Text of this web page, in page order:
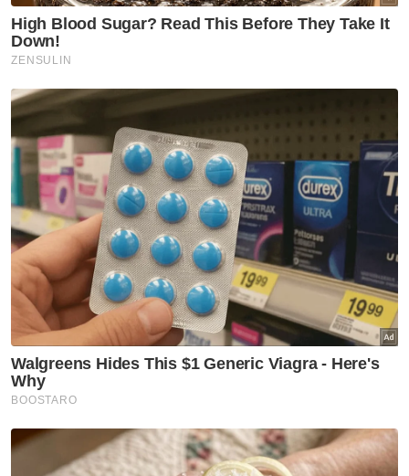
Sukan
Sukan
Sukan Asia 2026: Eain Yow,
Sivasangari galas misi besar
buru tiket ke LA28